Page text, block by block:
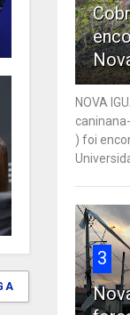
NOVA
) foi
3